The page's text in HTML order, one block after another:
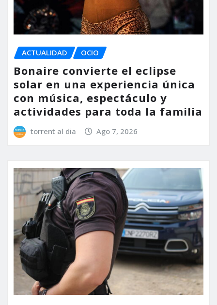
ACTUALIDAD OCIO
Bonaire convierte el eclipse
solar en una experiencia única
con música, espectáculo y
actividades para toda la familia
torrent al dia Ago 7, 2026